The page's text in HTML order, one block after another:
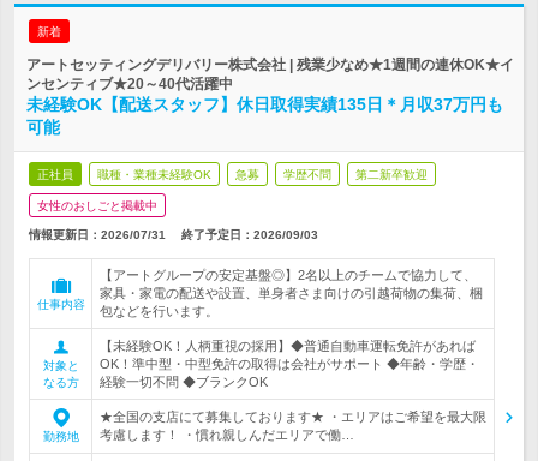
新着
アートセッティングデリバリー株式会社 | 残業少なめ★1週間の連休OK★イ
ンセンティブ★20～40代活躍中
未経験OK【配送スタッフ】休日取得実績135日＊月収37万円も
可能
正社員 職種・業種未経験OK 急募 学歴不問 第二新卒歓迎
女性のおしごと掲載中
情報更新日：2026/07/31 終了予定日： 2026/09/03
仕事内容
【アートグループの安定基盤◎】2名以上のチームで協力して、
家具・家電の配送や設置、単身者さま向けの引越荷物の集荷、梱
包などを行います。
対象と
なる方
【未経験OK！人柄重視の採用】◆普通自動車運転免許があれば
OK！準中型・中型免許の取得は会社がサポート ◆年齢・学歴・
経験一切不問 ◆ブランクOK
勤務地
★全国の支店にて募集しております★ ・エリアはご希望を最大限
考慮します！ ・慣れ親しんだエリアで働…